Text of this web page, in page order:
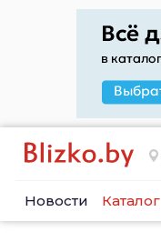
Новости Каталог